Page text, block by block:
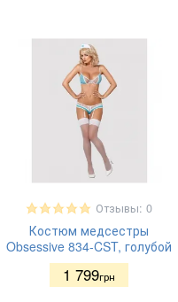
Отзывы: 0
Костюм медсестры
Obsessive 834-CST, голубой
1 799грн